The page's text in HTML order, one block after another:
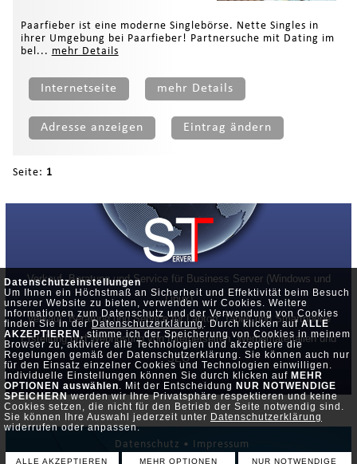
Datenschutzeinstellungen
Um Ihnen ein Höchstmaß an Sicherheit und Effektivität beim Besuch
unserer Website zu bieten, verwenden wir Cookies. Weitere
Informationen zum Datenschutz und der Verwendung von Cookies
finden Sie in derDatenschutzerklärung. Durch klicken aufALLE
AKZEPTIEREN, stimme ich der Speicherung von Cookies in meinem
Browser zu, aktiviere alle Technologien und akzeptiere die
Regelungen gemäß der Datenschutzerklärung. Sie können auch nur
für den Einsatz einzelner Cookies und Technologien einwilligen.
Individuelle Einstellungen können Sie durch klicken auf MEHR
OPTIONEN auswählen. Mit der Entscheidung NUR NOTWENDIGE
SPEICHERNwerden wir Ihre Privatsphäre respektieren und keine
Cookies setzen, die nicht für den Betrieb der Seite notwendig sind.
Sie können Ihre Auswahl jederzeit unter Datenschutzerklärung
widerrufen oder anpassen.
ALLE AKZEPTIEREN MEHR OPTIONEN NUR NOTWENDIGE
Paarfieber ist eine moderne Singlebörse. Nette Singles in
ihrer Umgebung bei Paarfieber! Partnersuche mit Dating im
bel... mehr Details
Internetseite mehr Details
Adresse anzeigen Eintrag ändern
Seite: 1
Verkauf, Beratung und Service für Business Server (Windows und
Linux)
Verkauf, Beratung und Service für Laptop, Tablet und Smartphone
Erstellung und Webhosting von Internetseiten, Werbematerialien und
SEO
Datenschutz • Impressum